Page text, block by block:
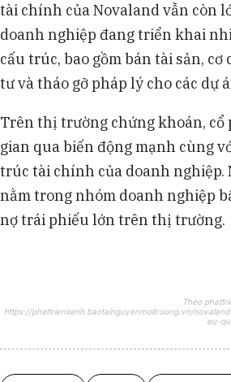
tài chính của Novaland vẫn còn
doanh nghiệp đang triển khai
cấu trúc, bao gồm bán tài sản, cơ
tư và tháo gỡ pháp lý cho các dự
Trên thị trường chứng khoán, cổ
gian qua biến động mạnh cùng
trúc tài chính của doanh nghiệp.
nằm trong nhóm doanh nghiệp
nợ trái phiếu lớn trên thị trường.
Theo
https://phattrienxanh.baotainguyenmoitruong.vn/
eu-